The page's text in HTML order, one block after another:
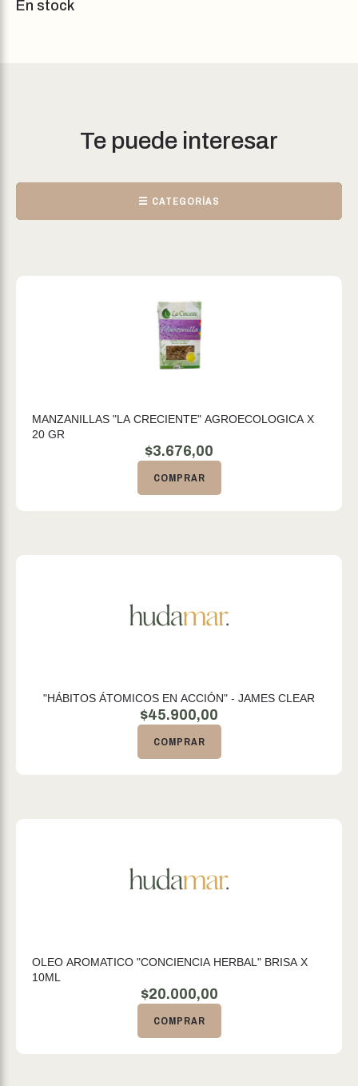
En stock
Te puede interesar
☰ CATEGORÍAS
MANZANILLAS "LA CRECIENTE" AGROECOLOGICA X
20 GR
$3.676,00
COMPRAR
"HÁBITOS ÁTOMICOS EN ACCIÓN" - JAMES CLEAR
$45.900,00
COMPRAR
OLEO AROMATICO "CONCIENCIA HERBAL" BRISA X
10ML
$20.000,00
COMPRAR